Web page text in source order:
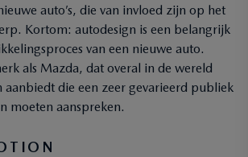
auto’s, die van invloed zijn op het
Kortom: autodesign is een belangrijk
van een nieuwe auto.
als Mazda, dat overal in de wereld
aanbiedt die een zeer gevarieerd publiek
moeten aanspreken.